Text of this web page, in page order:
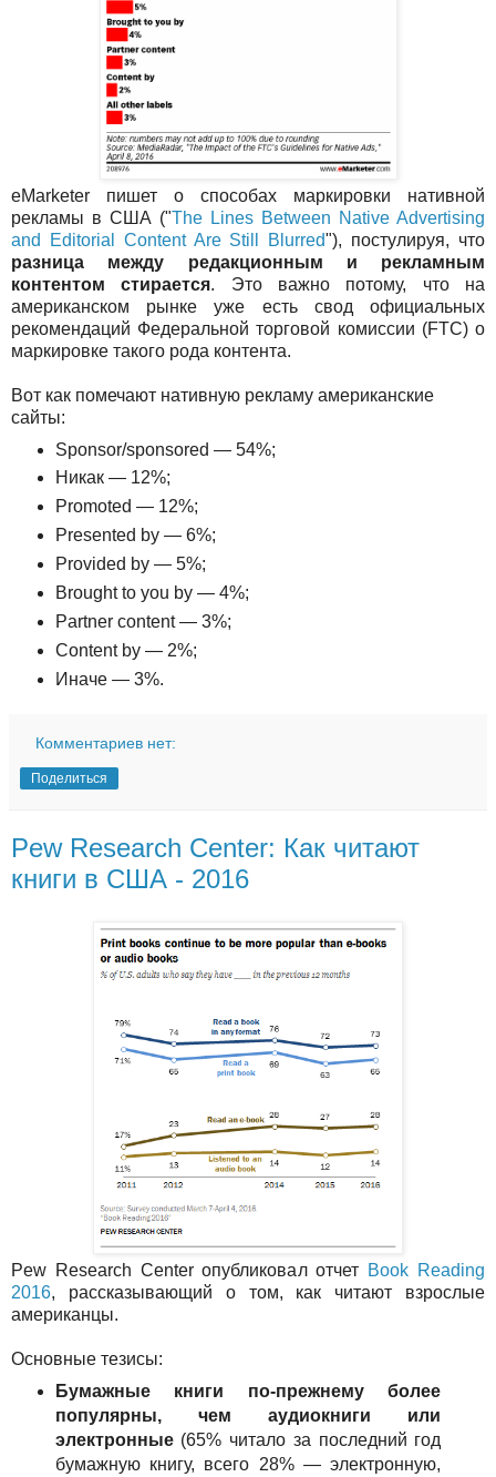
eMarketer пишет о способах маркировки нативной
рекламы в США ("The Lines Between Native Advertising
and Editorial Content Are Still Blurred"), постулируя, что
разница между редакционным и рекламным
контентом стирается. Это важно потому, что на
американском рынке уже есть свод официальных
рекомендаций Федеральной торговой комиссии (FTC) о
маркировке такого рода контента.
Вот как помечают нативную рекламу американские
сайты:
Sponsor/sponsored — 54%;
Никак — 12%;
Promoted — 12%;
Presented by — 6%;
Provided by — 5%;
Brought to you by — 4%;
Partner content — 3%;
Content by — 2%;
Иначе — 3%.
Комментариев нет:
Поделиться
Pew Research Center: Как читают
книги в США - 2016
Pew Research Center опубликовал отчет Book Reading
2016, рассказывающий о том, как читают взрослые
американцы.
Основные тезисы:
Бумажные книги по-прежнему более
популярны, чем аудиокниги или
электронные (65% читало за последний год
бумажную книгу, всего 28% — электронную,